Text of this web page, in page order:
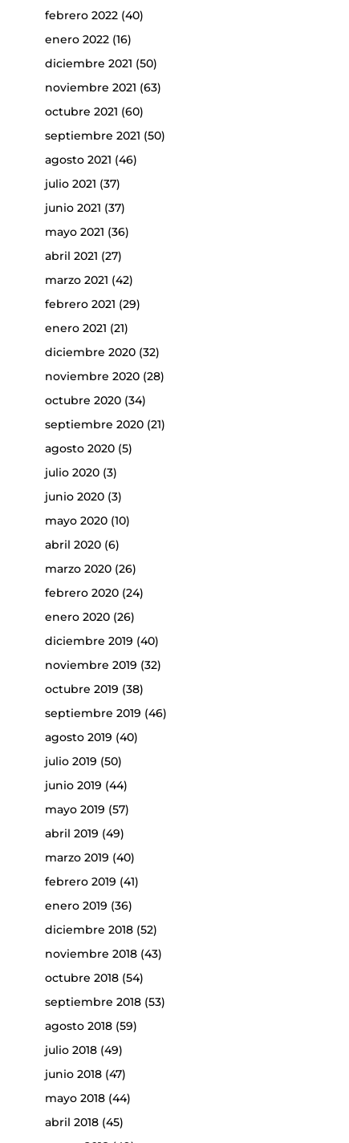
febrero 2022(40)
enero 2022(16)
diciembre 2021 (50)
noviembre 2021 (63)
octubre 2021 (60)
septiembre 2021 (50)
agosto 2021 (46)
julio 2021 (37)
junio 2021 (37)
mayo 2021 (36)
abril 2021 (27)
marzo 2021 (42)
febrero 2021 (29)
enero 2021 (21)
diciembre 2020(32)
noviembre 2020(28)
octubre 2020(34)
septiembre 2020(21)
agosto 2020(5)
julio 2020(3)
junio 2020(3)
mayo 2020(10)
abril 2020(6)
marzo 2020(26)
febrero 2020(24)
enero 2020(26)
diciembre 2019 (40)
noviembre 2019 (32)
octubre 2019 (38)
septiembre 2019 (46)
agosto 2019 (40)
julio 2019 (50)
junio 2019 (44)
mayo 2019 (57)
abril 2019 (49)
marzo 2019 (40)
febrero 2019 (41)
enero 2019 (36)
diciembre 2018(52)
noviembre 2018(43)
octubre 2018(54)
septiembre 2018(53)
agosto 2018(59)
julio 2018(49)
junio 2018(47)
mayo 2018(44)
abril 2018(45)